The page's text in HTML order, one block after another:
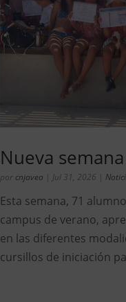
Nueva
por cnjavea | Jul 31, 2026 |
Esta semana, 71
campus de verano,
en las diferentes
cursillos de iniciación